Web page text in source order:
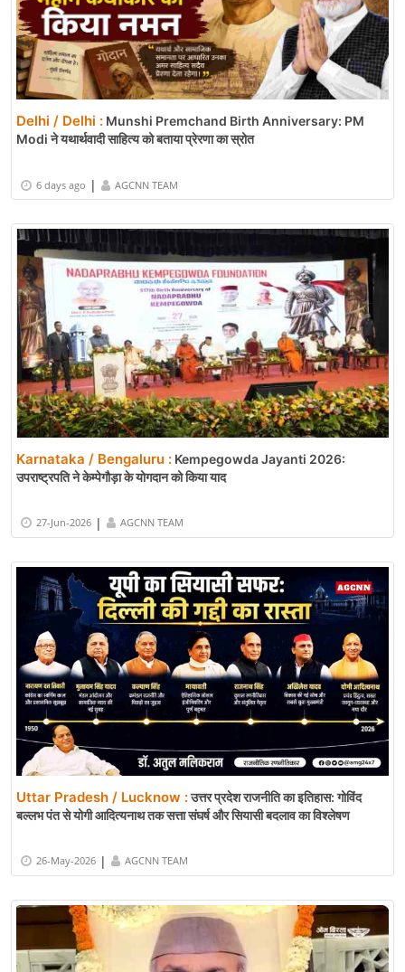
Delhi / Delhi : Munshi Premchand Birth Anniversary: PM
Modi ने यथार्थवादी साहित्य को बताया प्रेरणा का स्रोत
6 days ago | AGCNN TEAM
Karnataka / Bengaluru : Kempegowda Jayanti 2026:
उपराष्ट्रपति ने केम्पेगौड़ा के योगदान को किया याद
27-Jun-2026 | AGCNN TEAM
Uttar Pradesh / Lucknow :उत्तर प्रदेश राजनीति का इतिहास: गोविंद
बल्लभ पंत से योगी आदित्यनाथ तक सत्ता संघर्ष और सियासी बदलाव का विश्लेषण
26-May-2026 | AGCNN TEAM